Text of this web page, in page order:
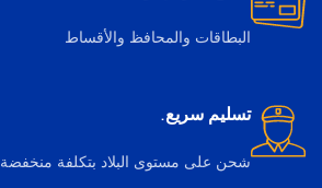
البطاقات والمحافظ والأقساط
تسليم سريع.
شحن على مستوى البلاد بتكلفة منخفضة